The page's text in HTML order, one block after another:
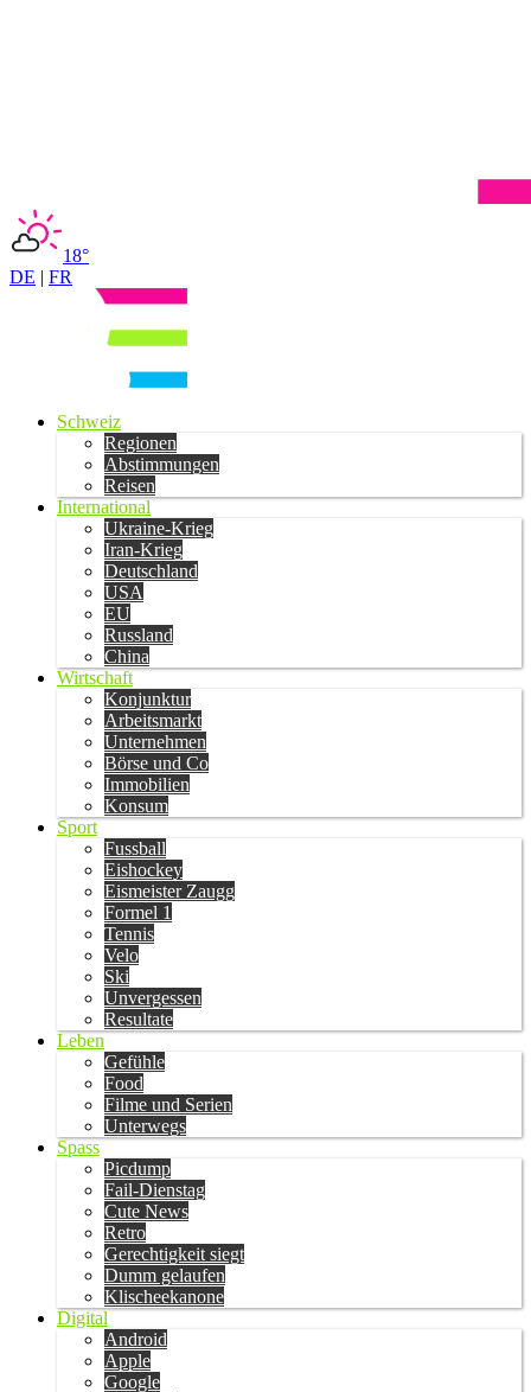
18°
DE | FR
Schweiz
Regionen
Abstimmungen
Reisen
International
Ukraine-Krieg
Iran-Krieg
Deutschland
USA
EU
Russland
China
Wirtschaft
Konjunktur
Arbeitsmarkt
Unternehmen
Börse und Co
Immobilien
Konsum
Sport
Fussball
Eishockey
Eismeister Zaugg
Formel 1
Tennis
Velo
Ski
Unvergessen
Resultate
Leben
Gefühle
Food
Filme und Serien
Unterwegs
Spass
Picdump
Fail-Dienstag
Cute News
Retro
Gerechtigkeit siegt
Dumm gelaufen
Klischeekanone
Digital
Android
Apple
Google